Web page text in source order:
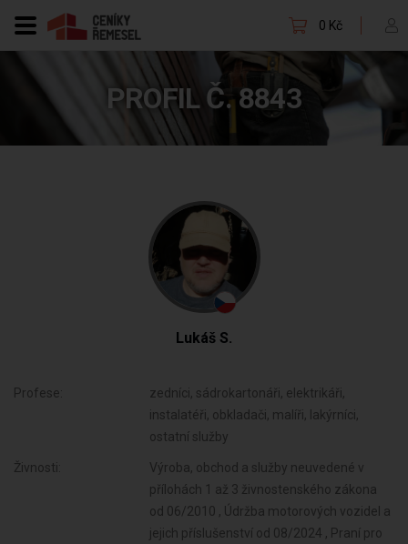
0 Kč
PROFIL Č. 8843
Lukáš S.
Profese:
zedníci, sádrokartonáři, elektrikáři,
instalatéři, obkladači, malíři, lakýrníci,
ostatní služby
Živnosti:
Výroba, obchod a služby neuvedené v
přílohách 1 až 3 živnostenského zákona
od 06/2010 , Údržba motorových vozidel a
jejich příslušenství od 08/2024 , Praní pro